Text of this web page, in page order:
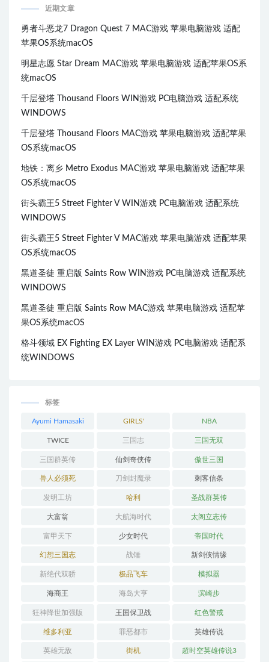
近期文章
勇者斗恶龙7 Dragon Quest 7 MAC游戏 苹果电脑游戏 适配
苹果OS系统macOS
明星志愿 Star Dream MAC游戏 苹果电脑游戏 适配苹果OS系
统macOS
千层登塔 Thousand Floors WIN游戏 PC电脑游戏 适配系统
WINDOWS
千层登塔 Thousand Floors MAC游戏 苹果电脑游戏 适配苹果
OS系统macOS
地铁：离乡 Metro Exodus MAC游戏 苹果电脑游戏 适配苹果
OS系统macOS
街头霸王5 Street Fighter V WIN游戏 PC电脑游戏 适配系统
WINDOWS
街头霸王5 Street Fighter V MAC游戏 苹果电脑游戏 适配苹果
OS系统macOS
黑道圣徒 重启版 Saints Row WIN游戏 PC电脑游戏 适配系统
WINDOWS
黑道圣徒 重启版 Saints Row MAC游戏 苹果电脑游戏 适配苹
果OS系统macOS
格斗领域 EX Fighting EX Layer WIN游戏 PC电脑游戏 适配系
统WINDOWS
标签
Ayumi Hamasaki GIRLS'
GENERATION
NBA
TWICE 三国志 三国无双
三国群英传 仙剑奇侠传 傲世三国
兽人必须死 刀剑封魔录 刺客信条
发明工坊 哈利 圣战群英传
大富翁 大航海时代 太阁立志传
富甲天下 少女时代 帝国时代
幻想三国志 战锤 新剑侠情缘
新绝代双骄 极品飞车 模拟器
海商王 海岛大亨 滨崎步
狂神降世加强版 王国保卫战 红色警戒
维多利亚 罪恶都市 英雄传说
英雄无敌 街机 超时空英雄传说3